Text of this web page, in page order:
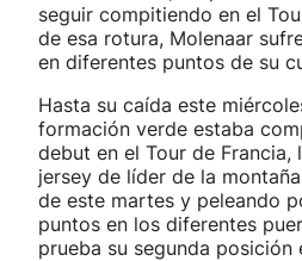
seguir compitiendo en el
de esa rotura, Molenaar
en diferentes puntos de su
Hasta su caída este
formación verde estaba
debut en el Tour de Francia,
jersey de líder de la
de este martes y peleando
puntos en los diferentes
prueba su segunda posición